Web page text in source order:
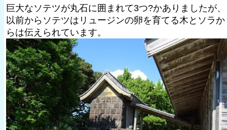
巨大なソテツが丸石に囲まれて3つ?かありましたが、
以前からソテツはリュージンの卵を育てる木とソラか
らは伝えられています。